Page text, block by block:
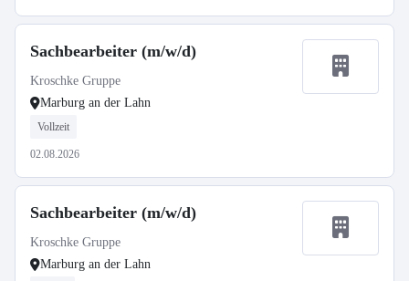
Sachbearbeiter (m/w/d)
Kroschke Gruppe
Marburg an der Lahn
Vollzeit
02.08.2026
Sachbearbeiter (m/w/d)
Kroschke Gruppe
Marburg an der Lahn